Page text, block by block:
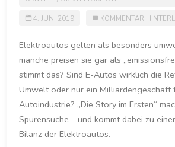
oder
Panne?
(ADAC)"
4. JUNI 2019 KOMMENTAR
Elektroautos gelten als besonders
manche preisen sie gar als
stimmt das? Sind E-Autos wirklich die
Umwelt oder nur ein Milliardengeschäft
Autoindustrie? „Die Story im Ersten“
Spurensuche – und kommt dabei zu
Bilanz der Elektroautos.